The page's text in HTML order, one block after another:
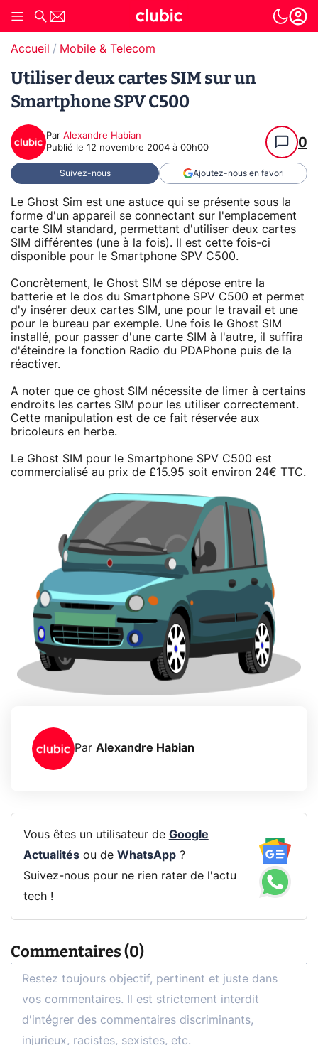
Accueil Mobile & Telecom
Utiliser deux cartes SIM sur un
Smartphone SPV C500
Par Alexandre Habian
Publié le 12 novembre 2004 à 00h00 0
Suivez-nous Ajoutez-nous en favori
Le Ghost Sim est une astuce qui se présente sous la
forme d'un appareil se connectant sur l'emplacement
carte SIM standard, permettant d'utiliser deux cartes
SIM différentes (une à la fois). Il est cette fois-ci
disponible pour le Smartphone SPV C500.
Concrètement, le Ghost SIM se dépose entre la
batterie et le dos du Smartphone SPV C500 et permet
d'y insérer deux cartes SIM, une pour le travail et une
pour le bureau par exemple. Une fois le Ghost SIM
installé, pour passer d'une carte SIM à l'autre, il suffira
d'éteindre la fonction Radio du PDAPhone puis de la
réactiver.
A noter que ce ghost SIM nécessite de limer à certains
endroits les cartes SIM pour les utiliser correctement.
Cette manipulation est de ce fait réservée aux
bricoleurs en herbe.
Le Ghost SIM pour le Smartphone SPV C500 est
commercialisé au prix de £15.95 soit environ 24€ TTC.
Par Alexandre Habian
Vous êtes un utilisateur de Google
Actualitésou de WhatsApp?
Suivez-nous pour ne rien rater de l'actu
tech !
Commentaires (0)